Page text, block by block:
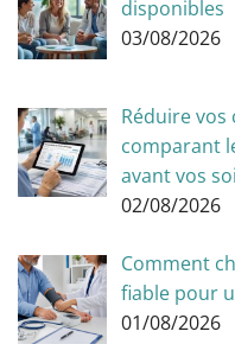
disponibles
03/08/2026
Réduire
comparant
avant vos
02/08/2026
Comment
fiable pour
01/08/2026